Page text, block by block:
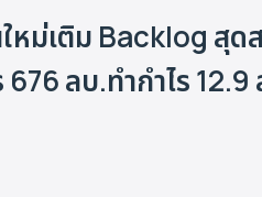
ใหม่เติม Backlog สุ
676 ลบ.ทำกำไร 12.9